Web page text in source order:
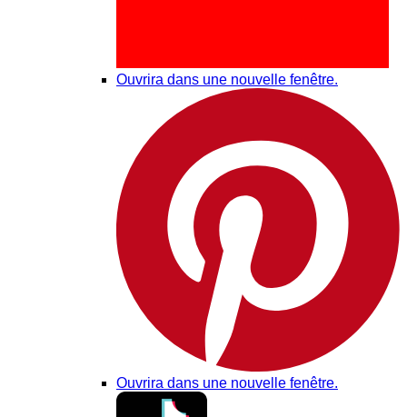
Ouvrira dans une nouvelle fenêtre.
Ouvrira dans une nouvelle fenêtre.